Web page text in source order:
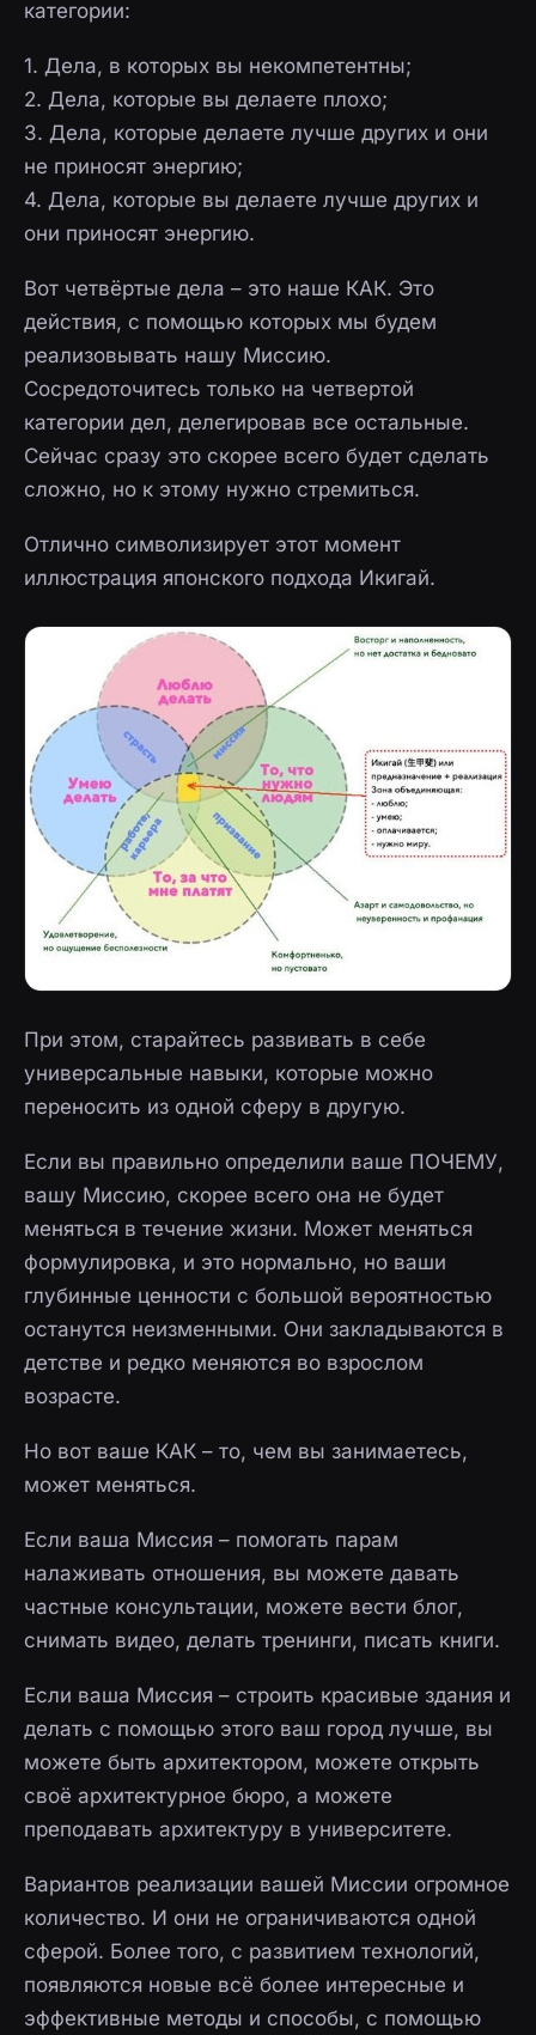
категории:
1. Дела, в которых вы некомпетентны;
2. Дела, которые вы делаете плохо;
3. Дела, которые делаете лучше других и они
не приносят энергию;
4. Дела, которые вы делаете лучше других и
они приносят энергию.
Вот четвёртые дела – это наше КАК. Это
действия, с помощью которых мы будем
реализовывать нашу Миссию.
Сосредоточитесь только на четвертой
категории дел, делегировав все остальные.
Сейчас сразу это скорее всего будет сделать
сложно, но к этому нужно стремиться.
Отлично символизирует этот момент
иллюстрация японского подхода Икигай.
При этом, старайтесь развивать в себе
универсальные навыки, которые можно
переносить из одной сферу в другую.
Если вы правильно определили ваше ПОЧЕМУ,
вашу Миссию, скорее всего она не будет
меняться в течение жизни. Может меняться
формулировка, и это нормально, но ваши
глубинные ценности с большой вероятностью
останутся неизменными. Они закладываются в
детстве и редко меняются во взрослом
возрасте.
Но вот ваше КАК – то, чем вы занимаетесь,
может меняться.
Если ваша Миссия – помогать парам
налаживать отношения, вы можете давать
частные консультации, можете вести блог,
снимать видео, делать тренинги, писать книги.
Если ваша Миссия – строить красивые здания и
делать с помощью этого ваш город лучше, вы
можете быть архитектором, можете открыть
своё архитектурное бюро, а можете
преподавать архитектуру в университете.
Вариантов реализации вашей Миссии огромное
количество. И они не ограничиваются одной
сферой. Более того, с развитием технологий,
появляются новые всё более интересные и
эффективные методы и способы, с помощью